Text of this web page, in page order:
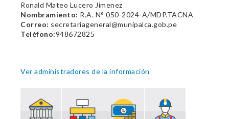
Ronald Mateo Lucero Jimenez
Nombramiento: R.A. N° 050-2024-A/MDP.TACNA
Correo: secretariageneral@munipalca.gob.pe
Teléfono:948672825
Ver administradores de la información